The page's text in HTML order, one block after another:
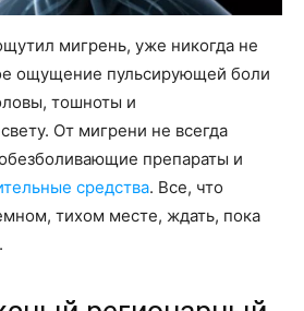
мигрень, уже никогда не
ощущение пульсирующей боли
тошноты и
От мигрени не всегда
препараты и
средства. Все, что
тихом месте, ждать, пока